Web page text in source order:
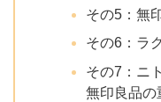
その5：無
その6：ラ
その7：ニ
無印良品の